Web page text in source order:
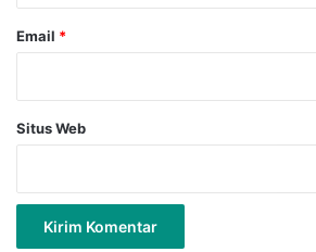
Email *
Situs Web